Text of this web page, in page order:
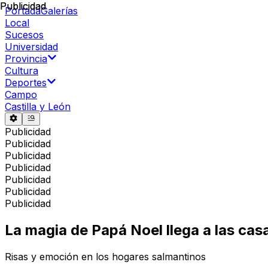
PortadaGalerías
Local
Sucesos
Universidad
Provincia
Cultura
Deportes
Campo
Castilla y León
Publicidad
Publicidad
Publicidad
Publicidad
Publicidad
Publicidad
Publicidad
Publicidad
La magia de Papá Noel llega a las
Risas y emoción en los hogares salmantinos
Publicidad